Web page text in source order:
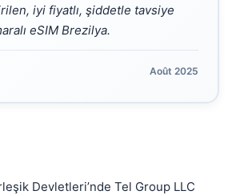
iyi fiyatlı, şiddetle tavsiye
eSIM Brezilya.
Août 2025
Devletleri’nde Tel Group LLC